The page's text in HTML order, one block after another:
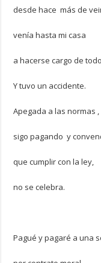
desde hace más de
venía hasta mi casa
a hacerse cargo de
Y tuvo un accidente.
Apegada a las normas ,
sigo pagando y
que cumplir con la ley,
no se celebra.
Pagué y pagaré a una